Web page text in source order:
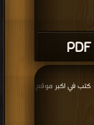
كتب في اكبر موقع